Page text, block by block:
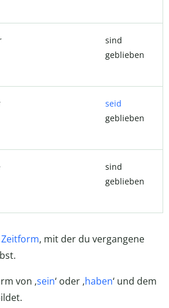
sind
geblieben
seid
geblieben
sind
geblieben
Zeitform, mit der du vergangene
von ‚sein‘ oder ‚haben‘ und dem